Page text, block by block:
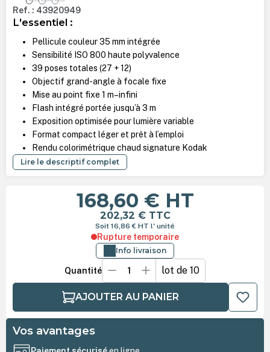
Ref. : 43920949
L'essentiel :
Pellicule couleur 35 mm intégrée
Sensibilité ISO 800 haute polyvalence
39 poses totales (27 + 12)
Objectif grand-angle à focale fixe
Mise au point fixe 1 m–infini
Flash intégré portée jusqu’à 3 m
Exposition optimisée pour lumière variable
Format compact léger et prêt à l’emploi
Rendu colorimétrique chaud signature Kodak
Lire le descriptif complet
168,60 € HT
202,32 € TTC
Soit 16,86 € HT l' unité
Rupture temporaire
Info livraison
Quantité lot de 10
AJOUTER AU PANIER
Vos avantages